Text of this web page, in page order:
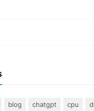
blog chatgpt cpu